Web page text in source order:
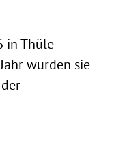
in Thüle
wurden sie